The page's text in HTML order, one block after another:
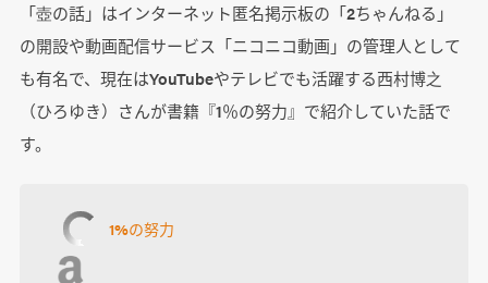
「壺の話」はインターネット匿名掲示板の「2ちゃんねる」
の開設や動画配信サービス「ニコニコ動画」の管理人として
も有名で、現在はYouTubeやテレビでも活躍する西村博之
（ひろゆき）さんが書籍『1％の努力』で紹介していた話で
す。
1%の努力